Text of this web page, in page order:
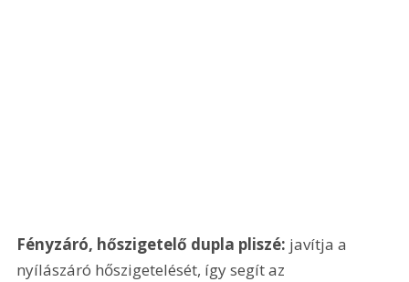
Fényzáró, hőszigetelő dupla pliszé: javítja a
nyílászáró hőszigetelését, így segít az